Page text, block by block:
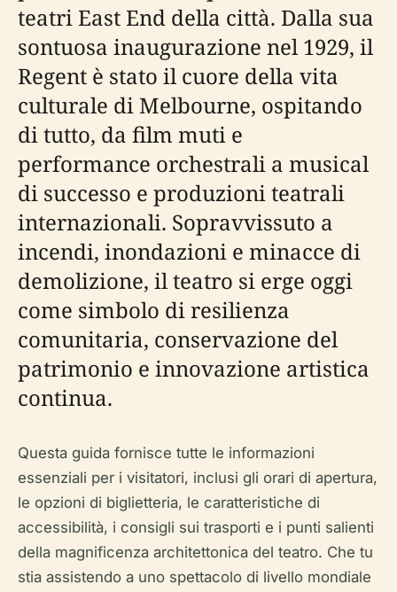
teatri East End della città. Dalla sua
sontuosa inaugurazione nel 1929, il
Regent è stato il cuore della vita
culturale di Melbourne, ospitando
di tutto, da film muti e
performance orchestrali a musical
di successo e produzioni teatrali
internazionali. Sopravvissuto a
incendi, inondazioni e minacce di
demolizione, il teatro si erge oggi
come simbolo di resilienza
comunitaria, conservazione del
patrimonio e innovazione artistica
continua.
Questa guida fornisce tutte le informazioni
essenziali per i visitatori, inclusi gli orari di apertura,
le opzioni di biglietteria, le caratteristiche di
accessibilità, i consigli sui trasporti e i punti salienti
della magnificenza architettonica del teatro. Che tu
stia assistendo a uno spettacolo di livello mondiale